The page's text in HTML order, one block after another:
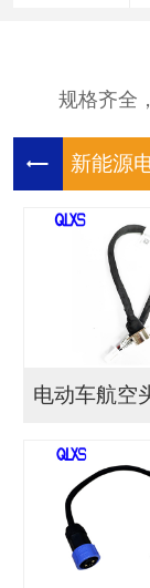
规格齐全
新能源